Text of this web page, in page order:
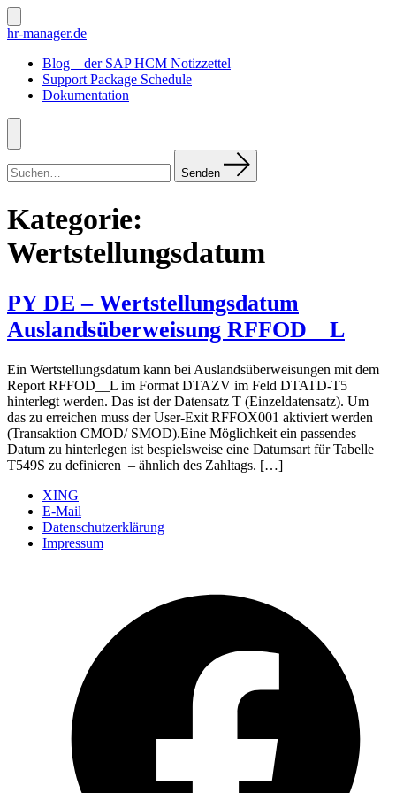
Zum
Inhalt
Suche
ein-/ausblenden
hr-manager.de
Blog – der SAP HCM Notizzettel
Support Package Schedule
Dokumentation
Menü
nach:
Senden
Kategorie:
Wertstellungsdatum
PY DE – Wertstellungsdatum
Auslandsüberweisung RFFOD__L
Ein Wertstellungsdatum kann bei Auslandsüberweisungen mit dem
Report RFFOD__L im Format DTAZV im Feld DTATD-T5
hinterlegt werden. Das ist der Datensatz T (Einzeldatensatz). Um
das zu erreichen muss der User-Exit RFFOX001 aktiviert werden
(Transaktion CMOD/ SMOD).Eine Möglichkeit ein passendes
Datum zu hinterlegen ist bespielsweise eine Datumsart für Tabelle
T549S zu definieren – ähnlich des Zahltags. […]
XING
E-Mail
Datenschutzerklärung
Impressum